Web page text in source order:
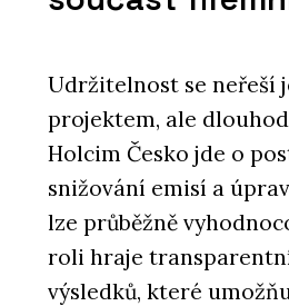
Udržitelnost se neřeší
projektem, ale
Holcim Česko jde o
snižování emisí a
lze průběžně
roli hraje
výsledků, které